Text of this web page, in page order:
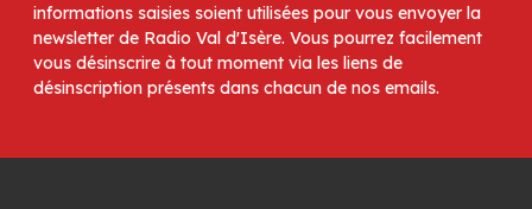
informations saisies soient utilisées pour vous envoyer la
newsletter de Radio Val d'Isère. Vous pourrez facilement
vous désinscrire à tout moment via les liens de
désinscription présents dans chacun de nos emails.